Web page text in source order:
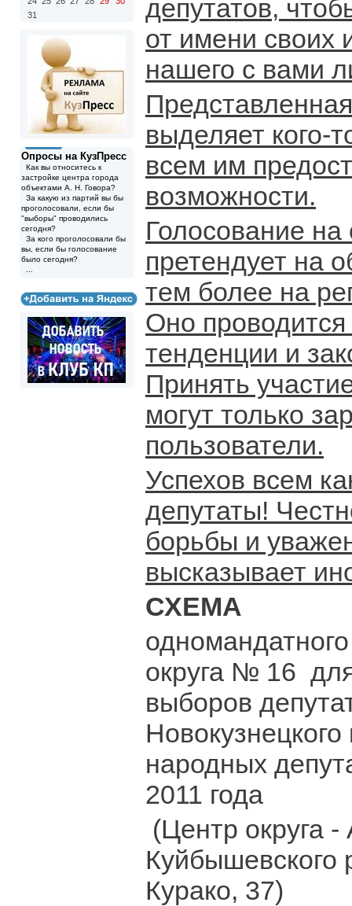
31
Опросы на КузПресс
Как вы относитесь к
застройке центра города
объектами А. Н. Говора?
За какую из партий вы бы
проголосовали, если бы
"выборы" проводились
сегодня?
За кого проголосовали бы
вы, если бы голосование
было сегодня?
депутатов,
от имени своих
нашего с вами
выделяет кого-
всем им
возможности.
Голосование на
претендует на
тем более на
Оно
тенденции и
Принять
могут только
пользователи.
Успехов всем
депутаты!
борьбы и
высказывает
СХЕМА
округа № 16
выборов
Новокузнецкого
народных
2011 года
(Центр округа
Куйбышевского
Курако, 37)